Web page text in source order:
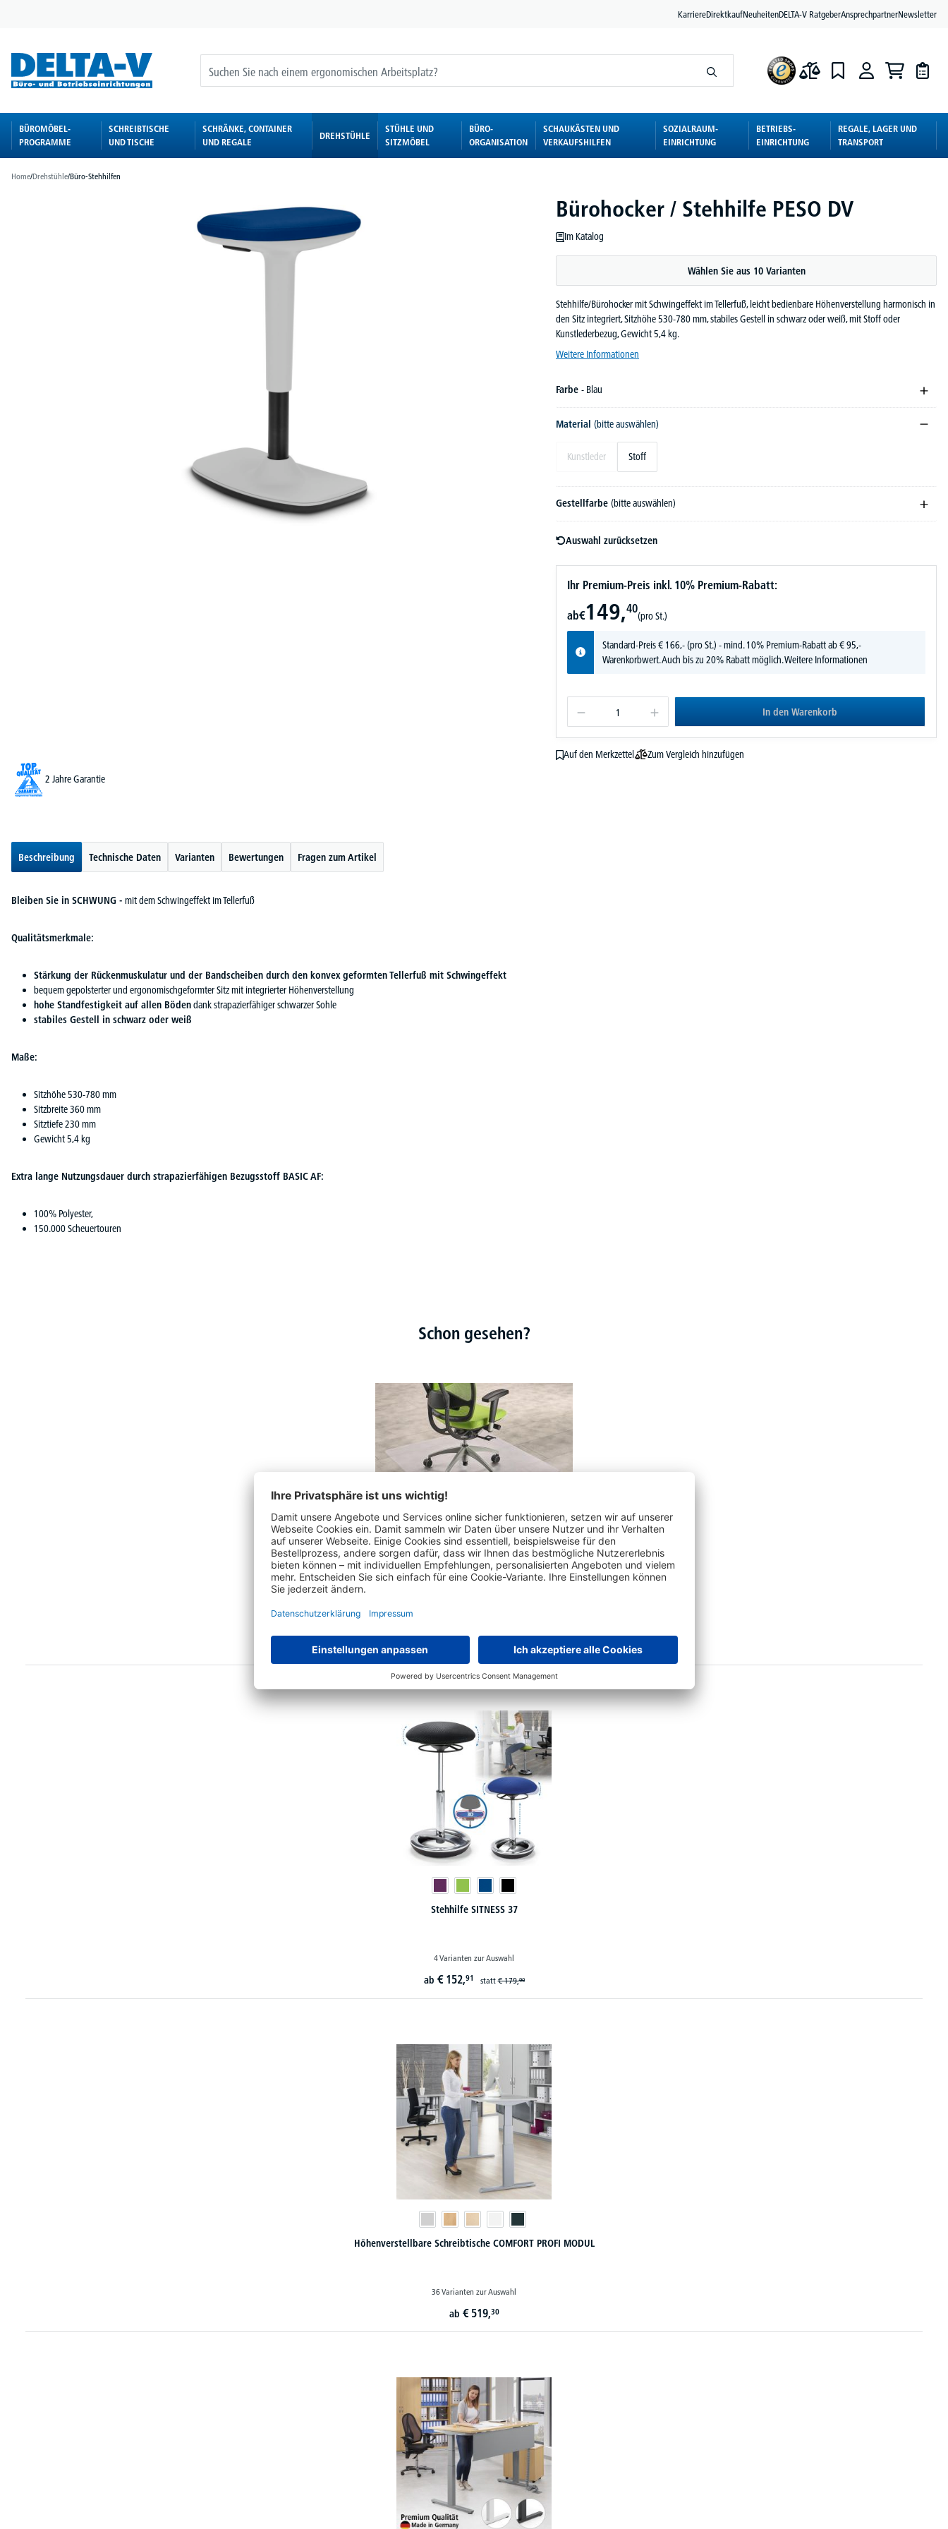
KarriereDirektkaufNeuheitenDELTA-V RatgeberAnsprechpartnerNewsletter
BÜROMÖBEL-
PROGRAMME
SCHREIBTISCHE
UND TISCHE
SCHRÄNKE, CONTAINER
UND REGALE
DREHSTÜHLE
STÜHLE UND
SITZMÖBEL
BÜRO-
ORGANISATION
SCHAUKÄSTEN UND
VERKAUFSHILFEN
SOZIALRAUM-
EINRICHTUNG
BETRIEBS-
EINRICHTUNG
REGALE, LAGER UND
TRANSPORT
Home/Drehstühle/Büro-Stehhilfen
Bürohocker / Stehhilfe PESO DV
Im Katalog
Wählen Sie aus 10 Varianten
Stehhilfe/Bürohocker mit Schwingeffekt im Tellerfuß, leicht bedienbare Höhenverstellung harmonisch in
den Sitz integriert, Sitzhöhe 530-780 mm, stabiles Gestell in schwarz oder weiß, mit Stoff oder
Kunstlederbezug, Gewicht 5,4 kg.
Weitere Informationen
Farbe - Blau
Material (bitte auswählen)
Kunstleder Stoff
Gestellfarbe (bitte auswählen)
Auswahl zurücksetzen
Ihr Premium-Preis inkl. 10% Premium-Rabatt:
ab€149,40
(pro St.)
Standard-Preis€ 166,-(pro St.) - mind. 10% Premium-Rabatt ab € 95,-
Warenkorbwert. Auch bis zu 20% Rabatt möglich.Weitere Informationen
In den Warenkorb
Auf den Merkzettel
Zum Vergleich hinzufügen
2 Jahre Garantie
Beschreibung Technische Daten Varianten Bewertungen Fragen zum Artikel
Bleiben Sie in SCHWUNG - mit dem Schwingeffekt im Tellerfuß
Qualitätsmerkmale:
Stärkung der Rückenmuskulatur und der Bandscheiben durch den konvex geformten Tellerfuß mit Schwingeffekt
bequem gepolsterter und ergonomischgeformter Sitz mit integrierter Höhenverstellung
hohe Standfestigkeit auf allen Bödendank strapazierfähiger schwarzer Sohle
stabiles Gestell in schwarz oder weiß
Maße:
Sitzhöhe 530-780 mm
Sitzbreite 360 mm
Sitztiefe 230 mm
Gewicht 5,4 kg
Extra lange Nutzungsdauer durch strapazierfähigen Bezugsstoff BASIC AF:
100% Polyester,
150.000 Scheuertouren
Schon gesehen?
Bodenschutzmatten aus transparentem PET
Stehhilfe SITNESS 37
4 Varianten zur Auswahl
ab € 152,91 statt€ 179,90
Höhenverstellbare Schreibtische COMFORT PROFI MODUL
36 Varianten zur Auswahl
ab € 519,30